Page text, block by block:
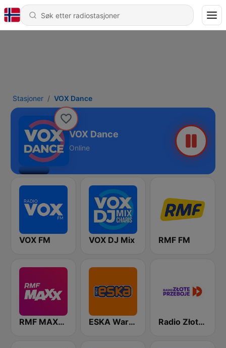
Stasjoner VOX Dance
VOX Dance
Online
VOX FM VOX DJ Mix RMF FM
RMF MAXXX ESKA Warszawa Radio Złote Przeboje